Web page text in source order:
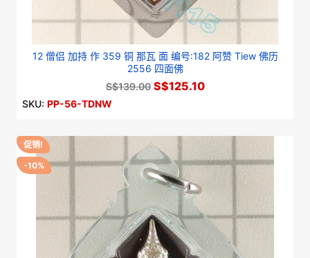
12 僧侣 加持 作 359 铜 那瓦 面 编号:182 阿赞 Tiew 佛历
2556 四面佛
S$139.00 S$125.10
SKU: PP-56-TDNW
促销!
-10%